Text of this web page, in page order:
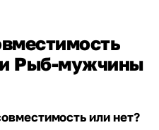
Рыб-мужчины
или нет?